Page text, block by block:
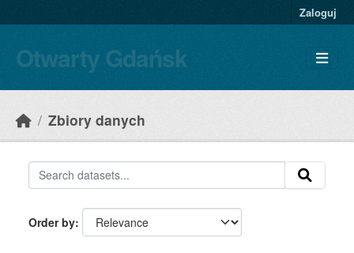
Zaloguj
Otwarty Gdańsk
Zbiory danych
Order by